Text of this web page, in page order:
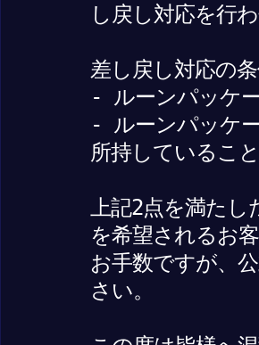
し戻し対応を行
差し戻し対応の
- ルーンパッケ
- ルーンパッケ
所持していること
上記2点を満た
を希望されるお客
お手数ですが、
さい。